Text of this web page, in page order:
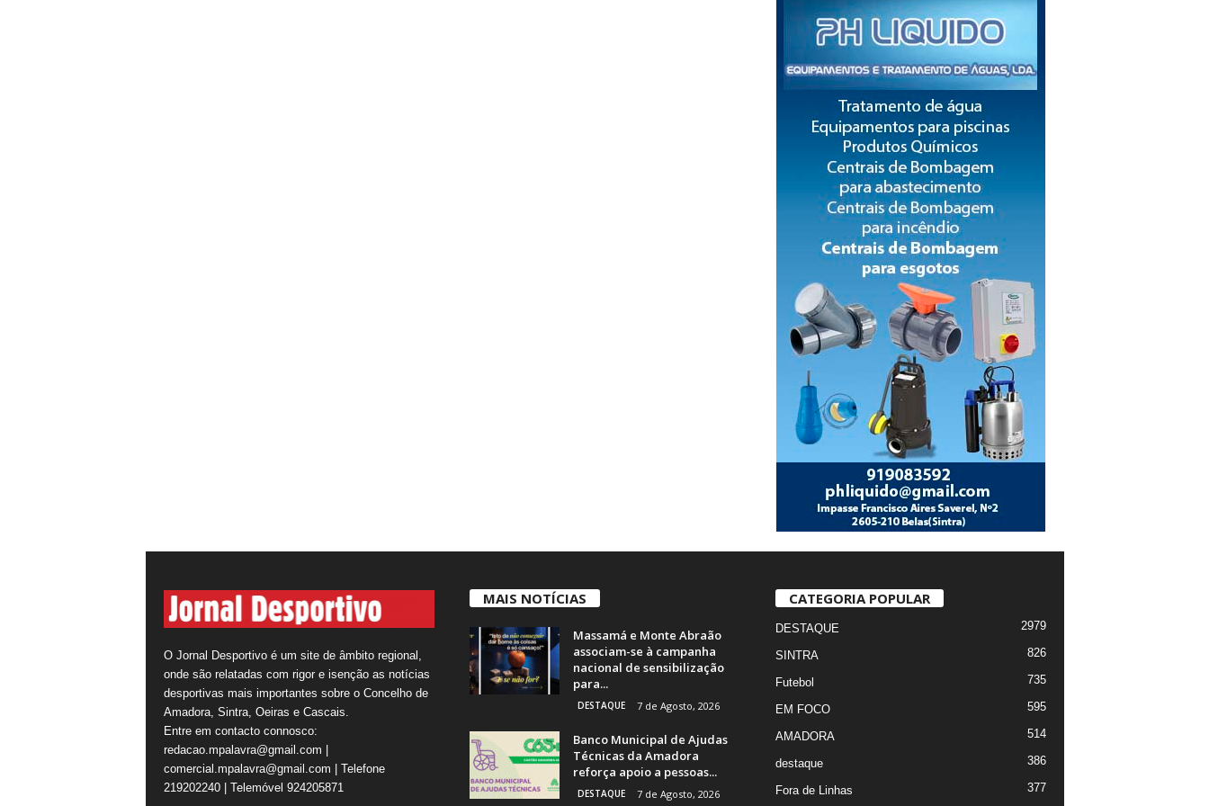
O Jornal Desportivo é um site de âmbito regional,
onde são relatadas com rigor e isenção as notícias
desportivas mais importantes sobre o Concelho de
Amadora, Sintra, Oeiras e Cascais.
Entre em contacto connosco:
redacao.mpalavra@gmail.com |
comercial.mpalavra@gmail.com | Telefone
219202240 | Telemóvel 924205871
MAIS NOTÍCIAS
Massamá e Monte Abraão
associam-se à campanha
nacional de sensibilização
para...
DESTAQUE 7 de Agosto, 2026
Banco Municipal de Ajudas
Técnicas da Amadora
reforça apoio a pessoas...
DESTAQUE 7 de Agosto, 2026
CATEGORIA POPULAR
DESTAQUE 2979
SINTRA 826
Futebol 735
EM FOCO 595
AMADORA 514
destaque 386
Fora de Linhas 377